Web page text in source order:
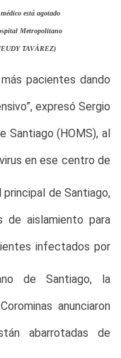
está agotado
Metropolitano
TAVÁREZ)
pacientes dando
expresó Sergio
Santiago (HOMS), al
en ese centro de
de Santiago,
de aislamiento para
infectados por
de Santiago, la
anunciaron
abarrotadas de